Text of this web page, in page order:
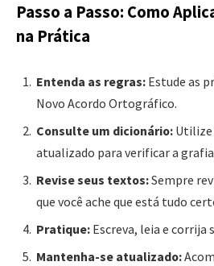
Passo a Passo: Como
na Prática
Entenda as regras: Estude as
Novo Acordo Ortográfico.
Consulte um dicionário: Utilize
atualizado para verificar a
Revise seus textos:Sempre
que você ache que está tudo
Pratique: Escreva, leia e corrija
Mantenha-se atualizado: